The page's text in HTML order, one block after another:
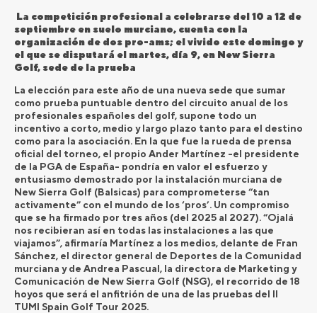
La competición profesional a celebrarse del 10 a 12 de
septiembre en suelo murciano, cuenta con la
organización de dos pro-ams; el vivido este domingo y
el que se disputará el martes, día 9, en New Sierra
Golf, sede de la prueba
La elección para este año de una nueva sede que sumar
como prueba puntuable dentro del circuito anual de los
profesionales españoles del golf, supone todo un
incentivo a corto, medio y largo plazo tanto para el destino
como para la asociación. En la que fue la rueda de prensa
oficial del torneo, el propio Ander Martínez -el presidente
de la PGA de España- pondría en valor el esfuerzo y
entusiasmo demostrado por la instalación murciana de
New Sierra Golf (Balsicas) para comprometerse “tan
activamente” con el mundo de los ‘pros’. Un compromiso
que se ha firmado por tres años (del 2025 al 2027). “Ojalá
nos recibieran así en todas las instalaciones a las que
viajamos”, afirmaría Martínez a los medios, delante de Fran
Sánchez, el director general de Deportes de la Comunidad
murciana y de Andrea Pascual, la directora de Marketing y
Comunicación de New Sierra Golf (NSG), el recorrido de 18
hoyos que será el anfitrión de una de las pruebas del II
TUMI Spain Golf Tour 2025.